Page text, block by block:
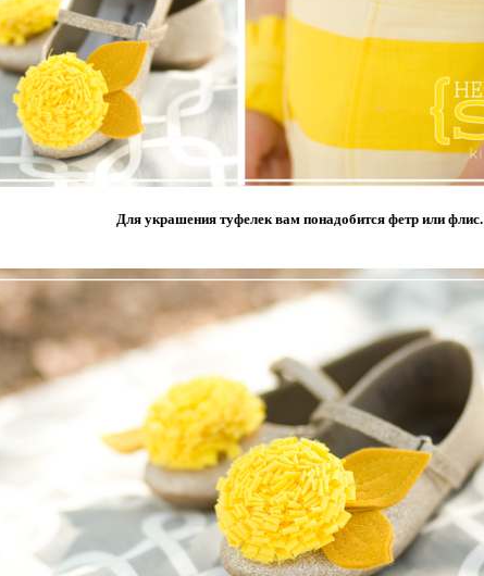
Для украшения туфелек вам понадобится фетр или флис.